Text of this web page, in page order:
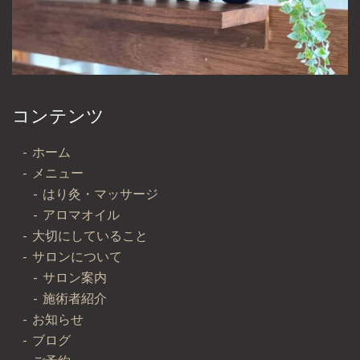
コンテンツ
ホーム
メニュー
はり灸・マッサージ
アロマオイル
大切にしていること
サロンについて
サロン案内
施術者紹介
お知らせ
ブログ